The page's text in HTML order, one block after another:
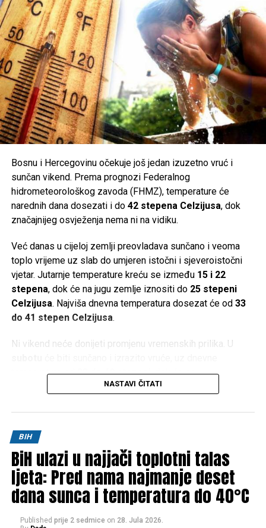
Bosnu i Hercegovinu očekuje još jedan izuzetno vruć i
sunčan vikend. Prema prognozi Federalnog
hidrometeorološkog zavoda (FHMZ), temperature će
narednih dana dosezati i do 42 stepena Celzijusa, dok
značajnijeg osvježenja nema ni na vidiku.
Već danas u cijeloj zemlji preovladava sunčano i veoma
toplo vrijeme uz slab do umjeren istočni i sjeveroistočni
vjetar. Jutarnje temperature kreću se između 15 i 22
stepena, dok će na jugu zemlje iznositi do 25 stepeni
Celzijusa. Najviša dnevna temperatura dosezat će od 33
do 41 stepen Celzijusa.
Ni vikend neće donijeti promjenu vremenskih prilika. U
temperature od33 do 40 stepeni, dok će se u
Hercegovini živa u termometru penjati i do
temperature u većem dijelu zemlje iznositi između
stepeni, a na jugu ponovo do 42 stepena Celzijusa.
Prema trenutnim prognozama, ni početak naredne sedmice
neće donijeti olakšanje. Nastavit će se sunčano i vrlo toplo
jugu do25 ), dok će dnevne vrijednosti ponovo dosezati
NASTAVI ČITATI
BIH
BiH ulazi u najjači toplotni talas
ljeta: Pred nama najmanje deset
dana sunca i temperatura do 40°C
Published prije 2 sedmice on 28. Jula 2026.